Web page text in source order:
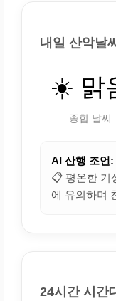
내일 산악날
☀️ 맑
종합 날씨
AI 산행 조언:
📋 평온한 기
에 유의하며
24시간 시간